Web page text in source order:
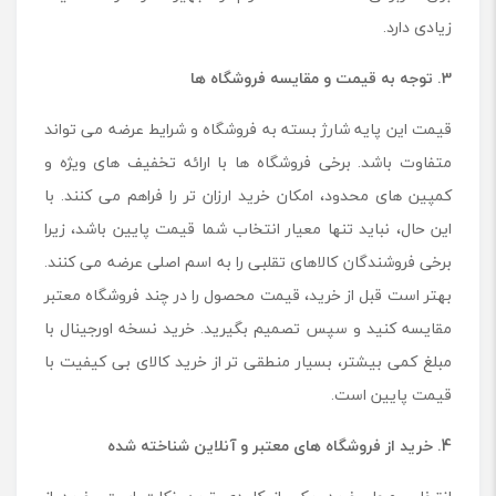
زیادی دارد.
3. توجه به قیمت و مقایسه فروشگاه ها
قیمت این پایه شارژ بسته به فروشگاه و شرایط عرضه می تواند
متفاوت باشد. برخی فروشگاه ها با ارائه تخفیف های ویژه و
کمپین های محدود، امکان خرید ارزان تر را فراهم می کنند. با
این حال، نباید تنها معیار انتخاب شما قیمت پایین باشد، زیرا
برخی فروشندگان کالاهای تقلبی را به اسم اصلی عرضه می‌ کنند.
بهتر است قبل از خرید، قیمت محصول را در چند فروشگاه معتبر
مقایسه کنید و سپس تصمیم بگیرید. خرید نسخه اورجینال با
مبلغ کمی بیشتر، بسیار منطقی تر از خرید کالای بی کیفیت با
قیمت پایین است.
4. خرید از فروشگاه های معتبر و آنلاین شناخته شده